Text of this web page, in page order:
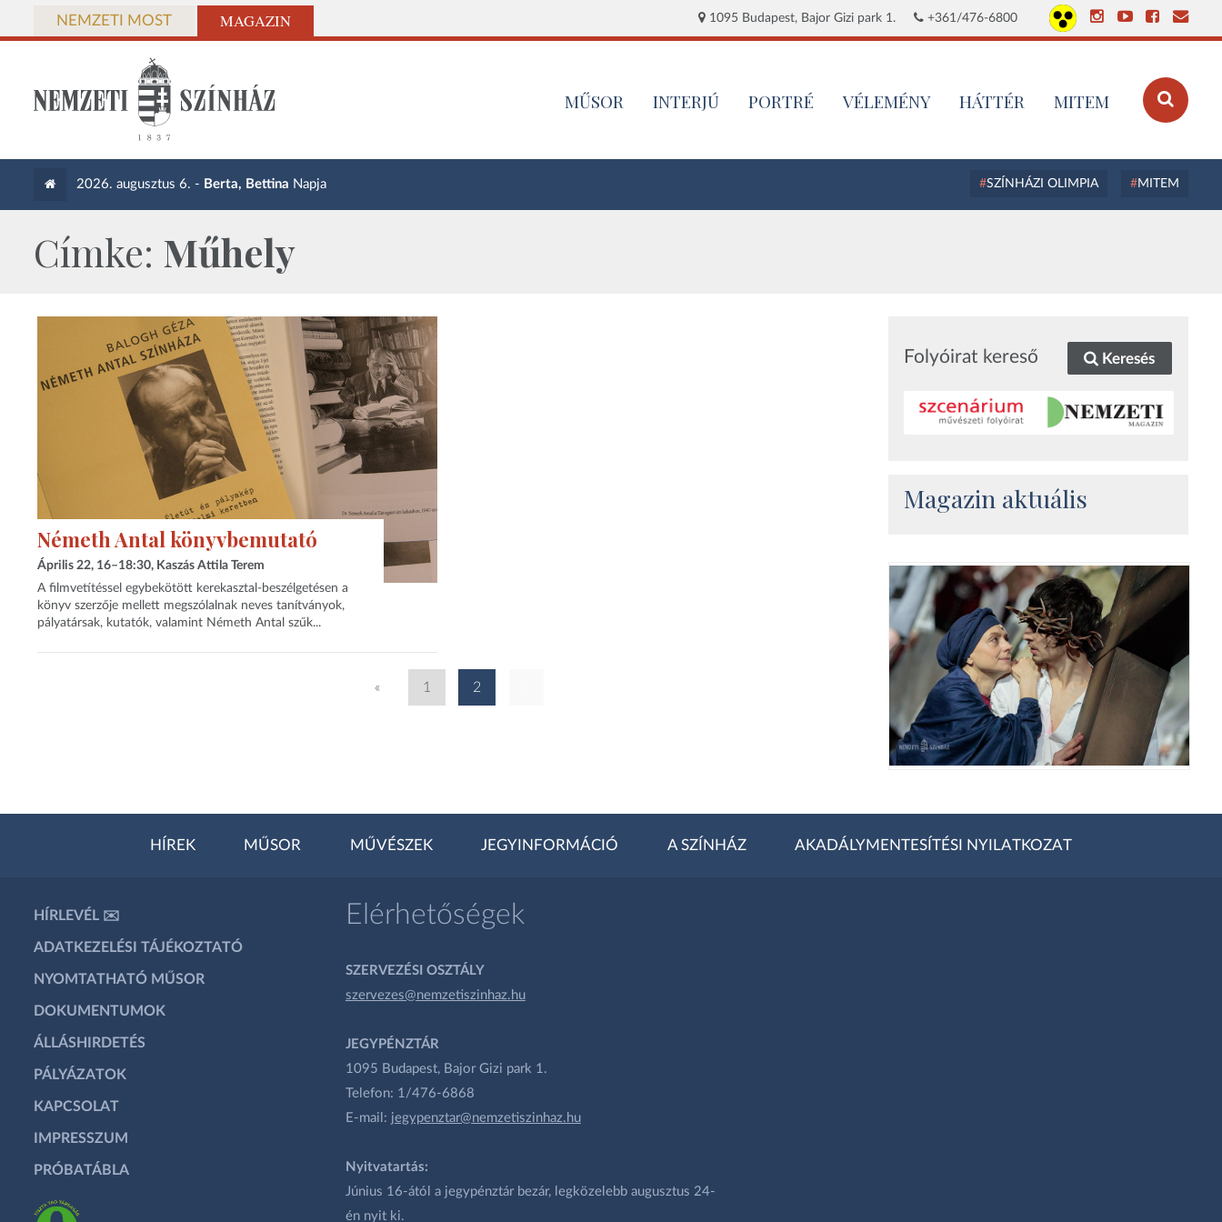
NEMZETI MOST MAGAZIN 1095 Budapest, Bajor Gizi park 1. +361/476-6800
MŰSOR INTERJÚ PORTRÉ VÉLEMÉNY HÁTTÉR MITEM
2026. augusztus 6. - Berta, Bettina Napja SZÍNHÁZI OLIMPIA MITEM
Címke: Műhely
Németh Antal könyvbemutató
Április 22, 16–18:30, Kaszás Attila Terem
A filmvetítéssel egybekötött kerekasztal-beszélgetésen a
könyv szerzője mellett megszólalnak neves tanítványok,
pályatársak, kutatók, valamint Németh Antal szűk...
« 1 2
Folyóirat kereső Keresés
Magazin aktuális
HÍREK MŰSOR MŰVÉSZEK JEGYINFORMÁCIÓ A SZÍNHÁZ AKADÁLYMENTESÍTÉSI NYILATKOZAT
HÍRLEVÉL ✉️
ADATKEZELÉSI TÁJÉKOZTATÓ
NYOMTATHATÓ MŰSOR
DOKUMENTUMOK
ÁLLÁSHIRDETÉS
PÁLYÁZATOK
KAPCSOLAT
IMPRESSZUM
PRÓBATÁBLA
Elérhetőségek
SZERVEZÉSI OSZTÁLY
szervezes@nemzetiszinhaz.hu
JEGYPÉNZTÁR
1095 Budapest, Bajor Gizi park 1.
Telefon: 1/476-6868
E-mail: jegypenztar@nemzetiszinhaz.hu
Nyitvatartás:
Június 16-ától a jegypénztár bezár, legközelebb augusztus 24-
én nyit ki.